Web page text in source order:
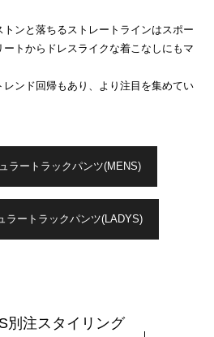
ンと落ちるストレートラインはスポー
トからドレスライクな着こなしにもマ
ンド回帰もあり、より注目を集めてい
ラートラックパンツ(MENS)
ラートラックパンツ(LADYS)
別注スタイリング